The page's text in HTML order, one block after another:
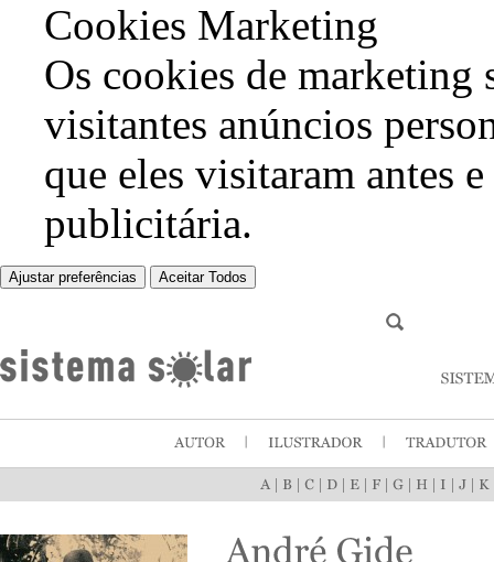
Cookies Marketing
Os cookies de marketing
visitantes anúncios
que eles visitaram antes
publicitária.
Ajustar preferências Aceitar Todos